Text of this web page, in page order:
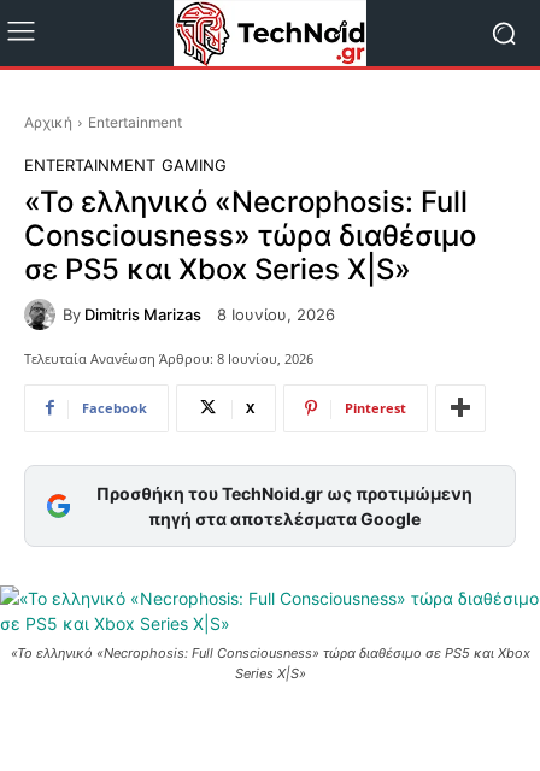
Αρχική Entertainment
ENTERTAINMENT GAMING
«Το ελληνικό «Necrophosis: Full
Consciousness» τώρα διαθέσιμο
σε PS5 και Xbox Series X|S»
By Dimitris Marizas 8 Ιουνίου, 2026
Τελευταία Ανανέωση Άρθρου: 8 Ιουνίου, 2026
Facebook X Pinterest
Προσθήκη του TechNoid.gr ως προτιμώμενη
πηγή στα αποτελέσματα Google
«Το ελληνικό «Necrophosis: Full Consciousness» τώρα διαθέσιμο σε PS5 και Xbox
Series X|S»